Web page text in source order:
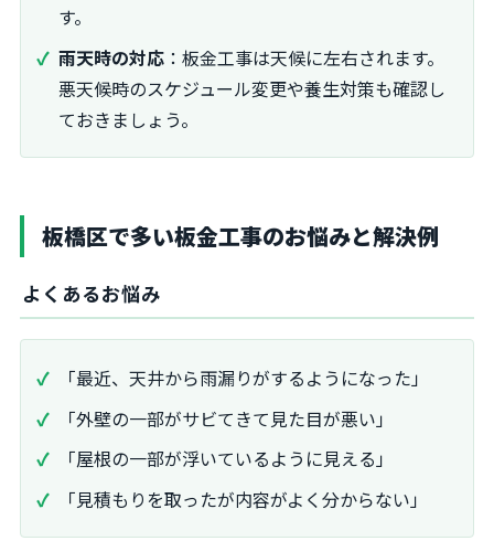
す。
雨天時の対応 ：板金工事は天候に左右されます。
悪天候時のスケジュール変更や養生対策も確認し
ておきましょう。
板橋区で多い板金工事のお悩みと解決例
よくあるお悩み
「最近、天井から雨漏りがするようになった」
「外壁の一部がサビてきて見た目が悪い」
「屋根の一部が浮いているように見える」
「見積もりを取ったが内容がよく分からない」